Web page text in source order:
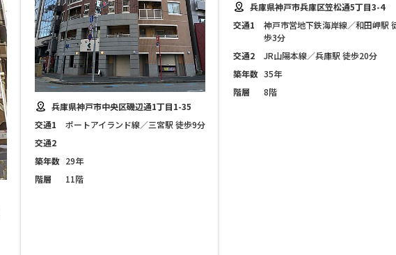
兵庫県神戸市中央区磯辺通1丁目1-35
交通1
ポートアイランド線／三宮駅 徒歩9分
交通2
築年数 29年
階層
11階
兵庫県神戸市兵庫区笠松通5丁目3-4
交通1
神戸市営地下鉄海岸線／和田岬駅
歩3分
交通2
JR山陽本線／兵庫駅 徒歩20分
築年数 35年
階層
8階